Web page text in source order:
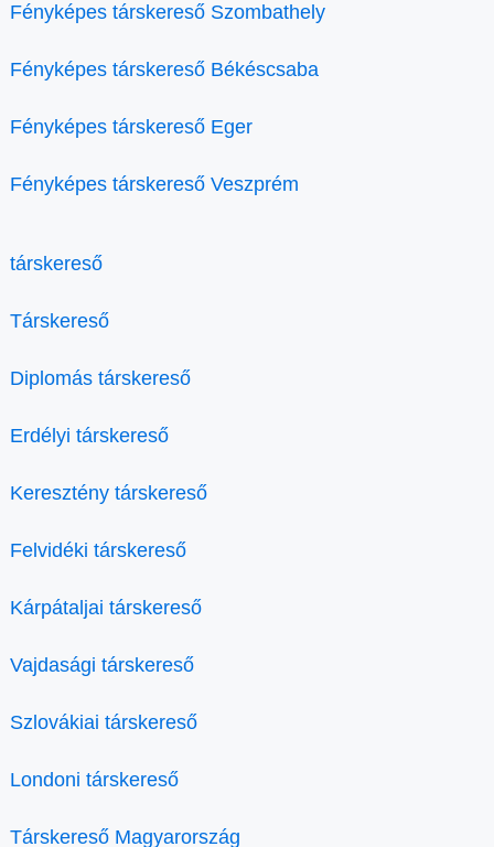
Fényképes társkereső Szombathely
Fényképes társkereső Békéscsaba
Fényképes társkereső Eger
Fényképes társkereső Veszprém
társkereső
Társkereső
Diplomás társkereső
Erdélyi társkereső
Keresztény társkereső
Felvidéki társkereső
Kárpátaljai társkereső
Vajdasági társkereső
Szlovákiai társkereső
Londoni társkereső
Társkereső Magyarország